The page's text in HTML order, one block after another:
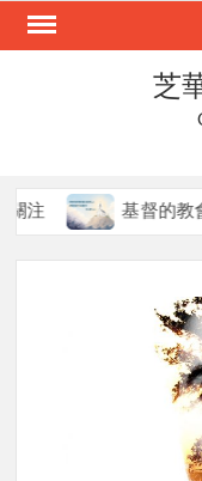
Skip
芝
基督的教會